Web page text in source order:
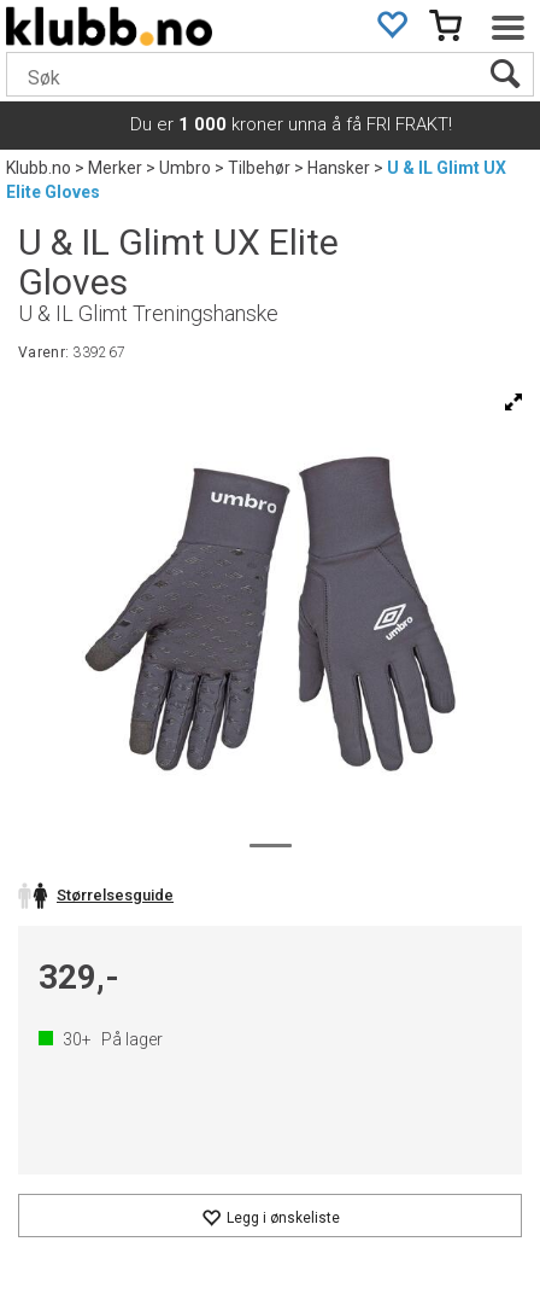
Du er 1 000 kroner unna å få FRI FRAKT!
Klubb.no>Merker>Umbro>Tilbehør>Hansker>U & IL Glimt UX
Elite Gloves
U & IL Glimt UX Elite
Gloves
U & IL Glimt Treningshanske
Varenr: 339267
Størrelsesguide
329,-
30+ På lager
Legg i ønskeliste